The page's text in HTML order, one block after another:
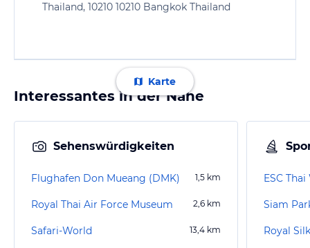
Thailand, 10210 10210 Bangkok Thailand
Karte
Interessantes in der Nähe
Sehenswürdigkeiten
Flughafen Don Mueang (DMK) 1,5 km
Royal Thai Air Force Museum 2,6 km
Safari-World 13,4 km
ESC
Siam
Royal